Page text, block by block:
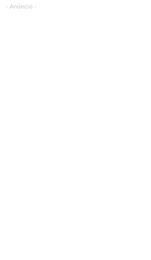
- Anúncio -